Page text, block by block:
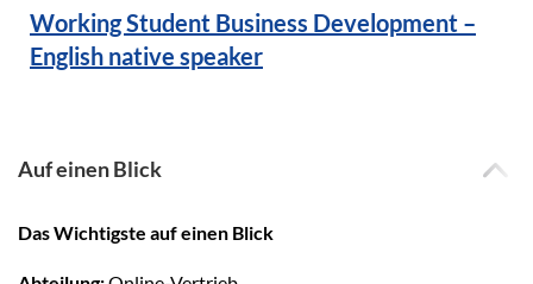
Working Student Business Development –
English native speaker
Auf einen Blick
Das Wichtigste auf einen Blick